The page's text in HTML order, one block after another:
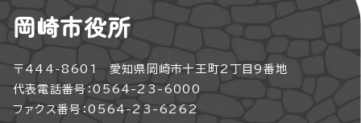
岡崎市役所
〒444-8601 愛知県岡崎市十王町2丁目9番地
代表電話番号：0564-23-6000
ファクス番号：0564-23-6262